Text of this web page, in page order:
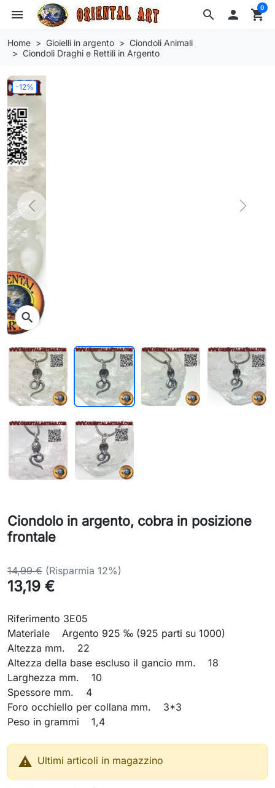
search
menu  shopping_cart
0
Home Gioielli in argento
Ciondoli Animali
Ciondoli Draghi e Rettili in Argento
-12%
Previous Next
Ciondolo in argento, cobra in posizione
frontale
14,99 € (Risparmia 12%)
13,19 €
Riferimento 3E05
Materiale Argento 925 ‰ (925 parti su 1000)
Altezza mm. 22
Altezza della base escluso il gancio mm. 18
Larghezza mm. 10
Spessore mm. 4
Foro occhiello per collana mm. 3*3
Peso in grammi 1,4
 Ultimi articoli in magazzino